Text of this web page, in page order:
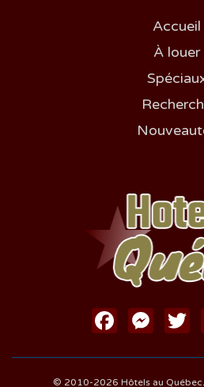
Accueil
À louer
Facebook
© 2010-2026 Hôtels au